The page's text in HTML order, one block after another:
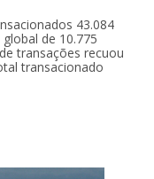
43.084
de 10.775
transações recuou
transacionado